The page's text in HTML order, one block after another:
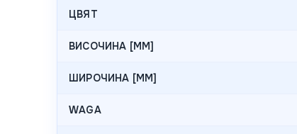
ЦВЯТ
ВИСОЧИНА [MM]
ШИРОЧИНА [MM]
WAGA